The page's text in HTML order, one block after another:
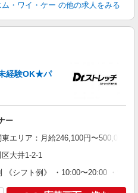
・ワイ・ケー の他の求人をみる
経験OK★パ
ー
東エリア：月給246,100円〜
大井1-2-1
《シフト例》 ・10:00〜20:00 ・